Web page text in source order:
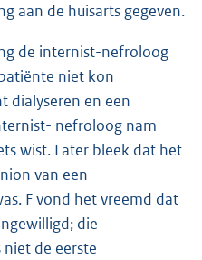
aan de huisarts gegeven.
de internist-nefroloog
niet kon
dialyseren en een
nefroloog nam
wist. Later bleek dat het
van een
F vond het vreemd dat
die
de eerste